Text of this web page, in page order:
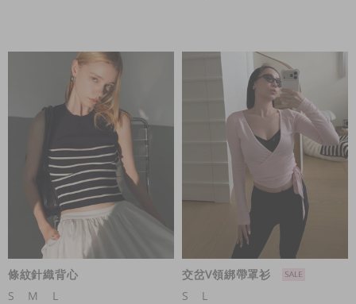
條紋針織背心
S
M
L
交岔V領綁帶罩衫
S
L